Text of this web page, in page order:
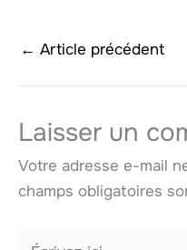
← Article précédent
Laisser un
Votre adresse e-mail
champs obligatoires
Écrivez